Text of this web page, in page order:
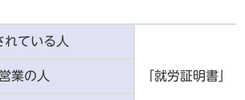
れている人
「就労証明書」
業の人